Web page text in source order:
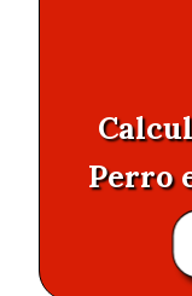
Perro